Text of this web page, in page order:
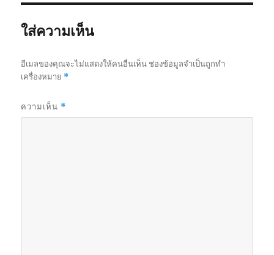
ใส่ความเห็น
อีเมลของคุณจะไม่แสดงให้คนอื่นเห็น ช่องข้อมูลจำเป็นถูกทำ
เครื่องหมาย *
ความเห็น *